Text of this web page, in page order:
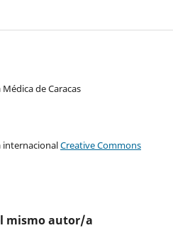
de Caracas
internacionalCreative Commons
mismo autor/a